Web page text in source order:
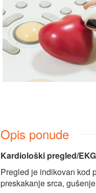
Opis ponude
Kardiološki pregled/
Pregled je indikovan kod
preskakanje srca,